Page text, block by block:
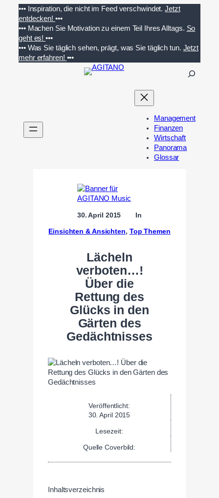
Inhalt
springen
••• Inspiration, die nicht im Feed verschwindet. Jetzt
entdecken! •••
••• Machen Sie Motivation zu einem Teil Ihres Alltags. So
geht es!•••
••• Was Sie täglich sehen, prägt, was Sie täglich tun. Jetzt
mehr erfahren! •••
n
Management
Finanzen
Wirtschaft
Panorama
Glossar
30. April 2015 In
Einsichten & Ansichten, Top Themen
Lächeln
verboten…!
Über die
Rettung des
Glücks in den
Gärten des
Gedächtnisses
Veröffentlicht:
30. April 2015
Lesezeit:
Quelle Coverbild:
Inhaltsverzeichnis